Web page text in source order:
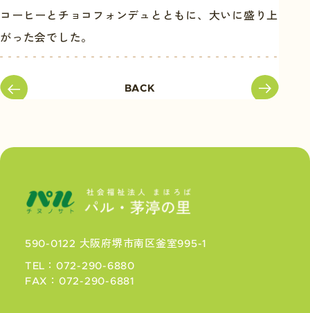
コーヒーとチョコフォンデュとともに、大いに盛り上
がった会でした。
BACK
590-0122 大阪府堺市南区釜室995-1
TEL：072-290-6880
FAX：072-290-6881